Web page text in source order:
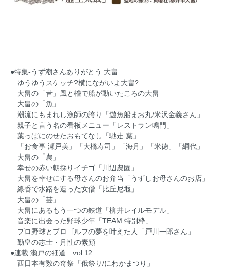
●特集-うず潮さんありがとう 大畠
ゆうゆうスケッチ?横にながいよ大畠?
大畠の「昔」風と櫓で船が動いたころの大畠
大畠の「魚」
潮流にもまれし漁師の誇り「遊魚船まお丸/米沢金義さん」
親子と言う名の看板メニュー「レストラン鳴門」
葉っぱにのせたおもてなし「馳走 葉」
「お食事 瀬戸美」「大橋寿司」「海月」「米徳」「綱代」
大畠の「農」
幸せの赤い朝採りイチゴ「川辺農園」
大畠を幸せにする母さんのお弁当「うずしお母さんのお店」
線香で水路を造った女僧「比丘尼堰」
大畠の「芸」
大畠にあるもう一つの鉄道「柳井レイルモデル」
音楽に出会った野球少年「TEAM 特別枠」
プロ野球とプロゴルフの夢を叶えた人「戸川一郎さん」
勤皇の志士・月性の素顔
●連載:瀬戸の細道 vol.12
西日本有数の奇祭「俄祭り/にわかまつり」